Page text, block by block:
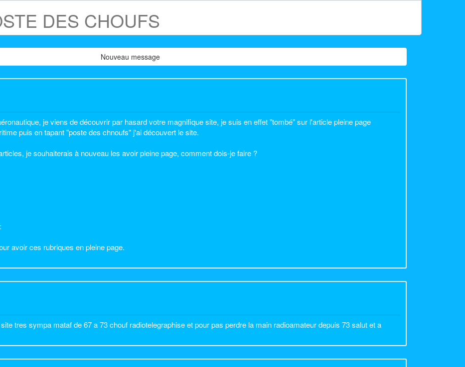
DES CHOUFS
Nouveau message
je viens de découvrir par hasard votre magnifique site, je suis en effet "tombé" sur l'article pleine page
puis en tapant "poste des chnoufs" j'ai découvert le site.
je souhaiterais à nouveau les avoir pleine page, comment dois-je faire ?
avoir ces rubriques en pleine page.
tres sympa mataf de 67 a 73 chouf radiotelegraphise et pour pas perdre la main radioamateur depuis 73 salut et a